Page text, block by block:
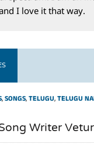
I love it that way.
,SONGS,TELUGU,TELUGU
Writer